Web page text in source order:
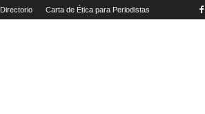
Directorio Carta de Ética para Periodistas